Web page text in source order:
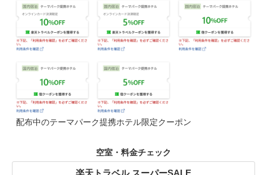
配布中のテーマパーク提携ホテル限定クーポン
空室・料金チェック
楽天トラベル スーパーSALE